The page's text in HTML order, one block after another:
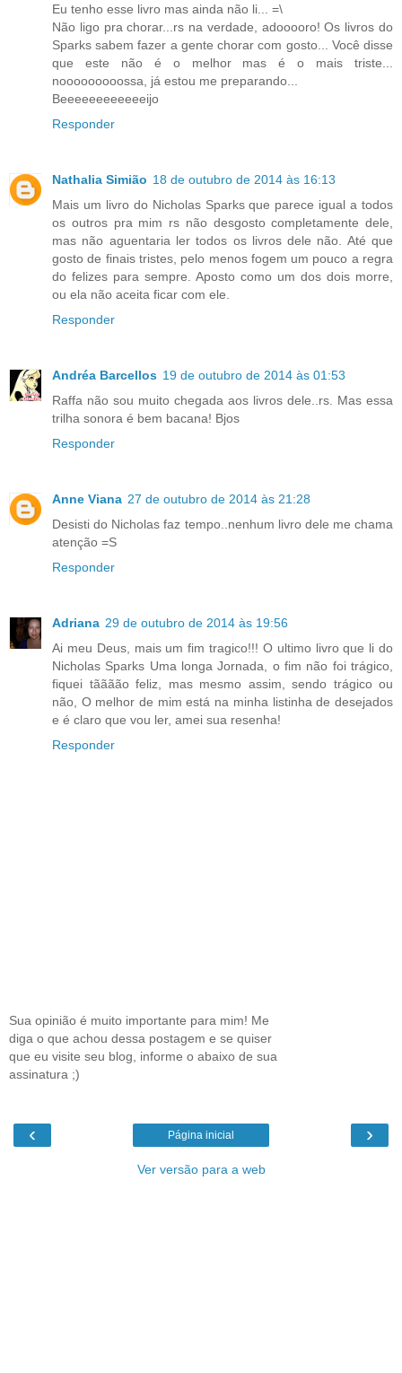
Eu tenho esse livro mas ainda não li... =\
Não ligo pra chorar...rs na verdade, adooooro! Os livros do
Sparks sabem fazer a gente chorar com gosto... Você disse
que este não é o melhor mas é o mais triste...
nooooooooossa, já estou me preparando...
Beeeeeeeeeeeeijo
Responder
Nathalia Simião 18 de outubro de 2014 às 16:13
Mais um livro do Nicholas Sparks que parece igual a todos
os outros pra mim rs não desgosto completamente dele,
mas não aguentaria ler todos os livros dele não. Até que
gosto de finais tristes, pelo menos fogem um pouco a regra
do felizes para sempre. Aposto como um dos dois morre,
ou ela não aceita ficar com ele.
Responder
Andréa Barcellos 19 de outubro de 2014 às 01:53
Raffa não sou muito chegada aos livros dele..rs. Mas essa
trilha sonora é bem bacana! Bjos
Responder
Anne Viana 27 de outubro de 2014 às 21:28
Desisti do Nicholas faz tempo..nenhum livro dele me chama
atenção =S
Responder
Adriana 29 de outubro de 2014 às 19:56
Ai meu Deus, mais um fim tragico!!! O ultimo livro que li do
Nicholas Sparks Uma longa Jornada, o fim não foi trágico,
fiquei tãããão feliz, mas mesmo assim, sendo trágico ou
não, O melhor de mim está na minha listinha de desejados
e é claro que vou ler, amei sua resenha!
Responder
Sua opinião é muito importante para mim! Me
diga o que achou dessa postagem e se quiser
que eu visite seu blog, informe o abaixo de sua
assinatura ;)
‹ ›
Página inicial
Ver versão para a web